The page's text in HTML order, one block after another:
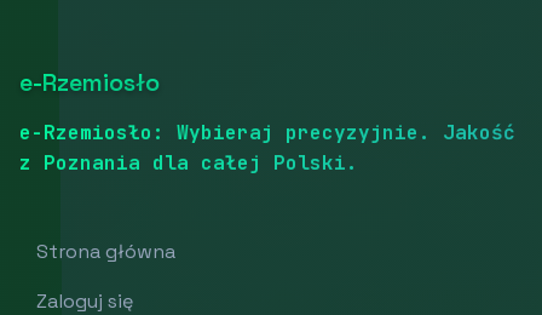
e-Rzemiosło
e-Rzemiosło: Wybieraj precyzyjnie. Jakość
z Poznania dla całej Polski.
Strona główna
Zaloguj się